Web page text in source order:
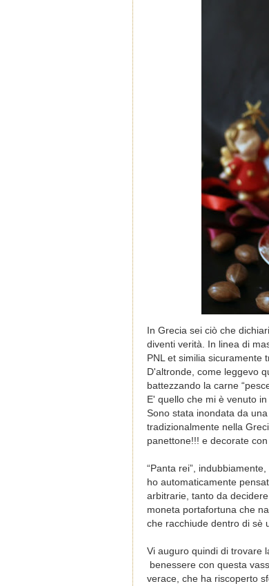
In Grecia sei ciò che
diventi verità. In linea di
PNL et similia sicuramente
D'altronde, come leggevo
battezzando la carne
E' quello che mi è venuto
Sono stata inondata da
tradizionalmente nella
panettone!!! e decorate
“Panta rei”,
ho automaticamente
arbitrarie, tanto da
moneta portafortuna che
che racchiude dentro di sè
Vi auguro quindi di trovare
benessere con questa
verace, che ha riscoperto